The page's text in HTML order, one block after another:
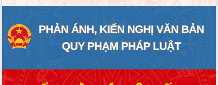
Gặp mặt các cơ quan báo chí nhân Kỷ
mạng Việt Nam
Đắk Lắk sơ kết 4 năm triển khai thực
hiện Đề án 06 của Chính phủ
Quy hoạch và Xúc tiến đầu tư tỉnh Đắk
Lắk